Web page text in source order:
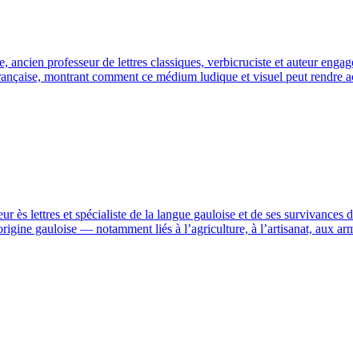
ancien professeur de lettres classiques, verbicruciste et auteur
montrant comment ce médium ludique et visuel peut
ès lettres et spécialiste de la langue gauloise et de ses
gauloise — notamment liés à l’agriculture, à l’artisanat, aux